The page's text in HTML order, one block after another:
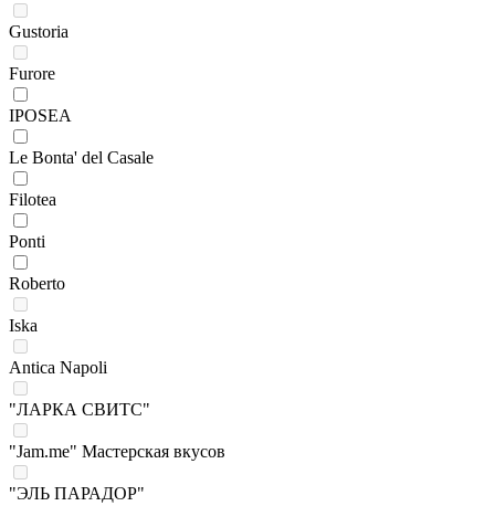
Gustoria
Furore
IPOSEA
Le Bonta' del Casale
Filotea
Ponti
Roberto
Iska
Antica Napoli
"ЛАРКА СВИТС"
"Jam.me" Мастерская вкусов
"ЭЛЬ ПАРАДОР"